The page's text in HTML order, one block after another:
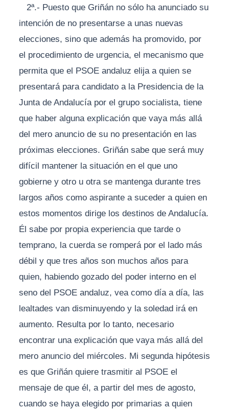
2ª.- Puesto que Griñán no sólo ha anunciado su
intención de no presentarse a unas nuevas
elecciones, sino que además ha promovido, por
el procedimiento de urgencia, el mecanismo que
permita que el PSOE andaluz elija a quien se
presentará para candidato a la Presidencia de la
Junta de Andalucía por el grupo socialista, tiene
que haber alguna explicación que vaya más allá
del mero anuncio de su no presentación en las
próximas elecciones. Griñán sabe que será muy
difícil mantener la situación en el que uno
gobierne y otro u otra se mantenga durante tres
largos años como aspirante a suceder a quien en
estos momentos dirige los destinos de Andalucía.
Él sabe por propia experiencia que tarde o
temprano, la cuerda se romperá por el lado más
débil y que tres años son muchos años para
quien, habiendo gozado del poder interno en el
seno del PSOE andaluz, vea como día a día, las
lealtades van disminuyendo y la soledad irá en
aumento. Resulta por lo tanto, necesario
encontrar una explicación que vaya más allá del
mero anuncio del miércoles. Mi segunda hipótesis
es que Griñán quiere trasmitir al PSOE el
mensaje de que él, a partir del mes de agosto,
cuando se haya elegido por primarias a quien